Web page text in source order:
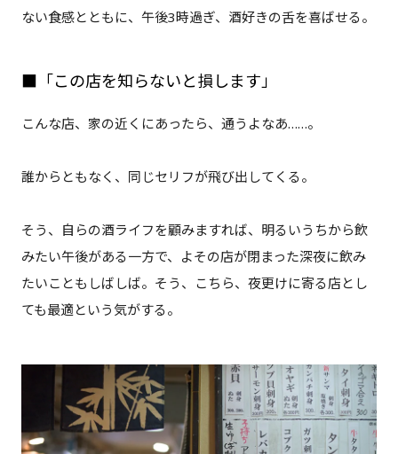
ない食感とともに、午後3時過ぎ、酒好きの舌を喜ばせる。
■「この店を知らないと損します」
こんな店、家の近くにあったら、通うよなあ……。
誰からともなく、同じセリフが飛び出してくる。
そう、自らの酒ライフを顧みますれば、明るいうちから飲
みたい午後がある一方で、よその店が閉まった深夜に飲み
たいこともしばしば。そう、こちら、夜更けに寄る店とし
ても最適という気がする。